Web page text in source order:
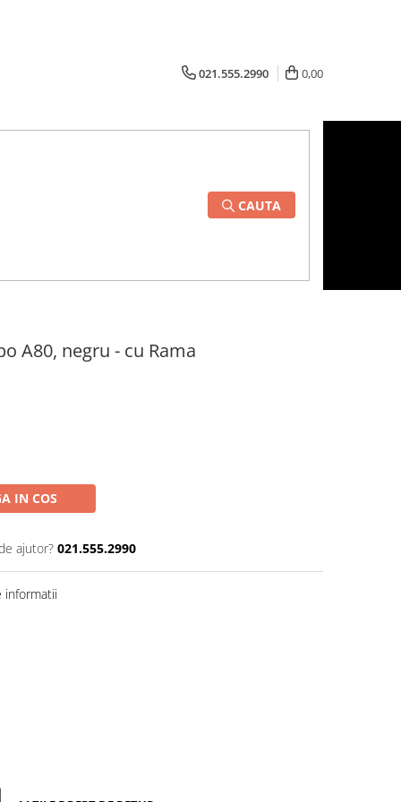
021.555.2990 0,00
CAUTA
A80, negru - cu Rama
IN COS
ajutor? 021.555.2990
informatii